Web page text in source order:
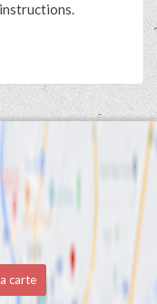
carte